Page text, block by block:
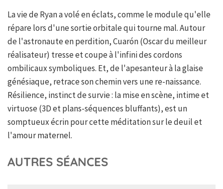
La vie de Ryan a volé en éclats, comme le module qu'elle
répare lors d'une sortie orbitale qui tourne mal. Autour
de l'astronaute en perdition, Cuarón (Oscar du meilleur
réalisateur) tresse et coupe à l'infini des cordons
ombilicaux symboliques. Et, de l'apesanteur à la glaise
génésiaque, retrace son chemin vers une re-naissance.
Résilience, instinct de survie : la mise en scène, intime et
virtuose (3D et plans-séquences bluffants), est un
somptueux écrin pour cette méditation sur le deuil et
l'amour maternel.
AUTRES SÉANCES